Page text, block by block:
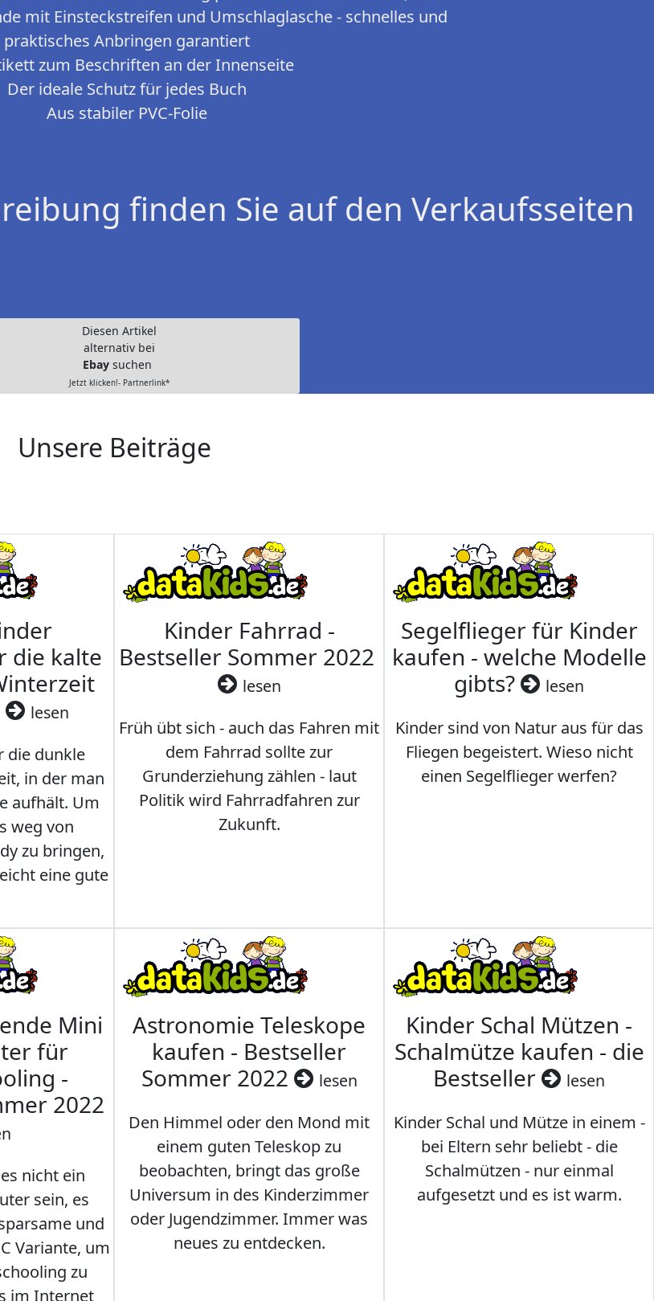
mit Einsteckstreifen und Umschlaglasche - schnelles und
praktisches Anbringen garantiert
zum Beschriften an der Innenseite
Der ideale Schutz für jedes Buch
Aus stabiler PVC-Folie
finden Sie auf den Verkaufsseiten
Diesen Artikel
alternativ bei
Ebay suchen
Jetzt klicken!- Partnerlink*
Unsere Beiträge
die kalte
lesen
die dunkle
in der man
aufhält. Um
weg von
zu bringen,
eine gute
Kinder Fahrrad -
Bestseller Sommer 2022
lesen
Früh übt sich - auch das Fahren mit
dem Fahrrad sollte zur
Grunderziehung zählen - laut
Politik wird Fahrradfahren zur
Zukunft.
Segelflieger für Kinder
kaufen - welche Modelle
gibts?
lesen
Kinder sind von Natur aus für das
Fliegen begeistert. Wieso nicht
einen Segelflieger werfen?
Mini
für
-
2022
nicht ein
sein, es
und
Variante, um
zu
im Internet
Astronomie Teleskope
kaufen - Bestseller
Sommer 2022
lesen
Den Himmel oder den Mond mit
einem guten Teleskop zu
beobachten, bringt das große
Universum in des Kinderzimmer
oder Jugendzimmer. Immer was
neues zu entdecken.
Kinder Schal Mützen -
Schalmütze kaufen - die
Bestseller
lesen
Kinder Schal und Mütze in einem -
bei Eltern sehr beliebt - die
Schalmützen - nur einmal
aufgesetzt und es ist warm.